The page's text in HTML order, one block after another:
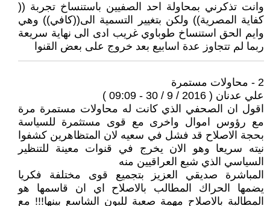
وانت تذكرني بمحاولة احد الصفيين باستنساخ تجربة ((
كفاية المصرية)) ولكن بتغيير التسمية الى((كافي)) وهي
وايم الحق استنساخ طوباوي غريب ادى الى نهاية سريعة
ربما لم تتجاوز عدة اسابيع بعد خروج على بعض القنوا
2 - محاولات مستمرة
علي عدنان ( 2016 / 9 / 30 - 09:09 )
اقول ان الصحفي الذي كانت له محاولات مستمرة مرة
مع رؤوس اموال واخرى مع قوى مستثمرة للسياسة
بحجة الاصلاح قد فشل في سعيه لان المتظاهرين كشفوا
نيته سريعا وهو الان يخرج في قنوات معينة للتنظير
السياسي الذي شبع العراقيين منه
المباشرة صديقي العزيز بتجميع قوى مختلفة فكريا
يضمها الحراك المطالب بالاصلاح اي ان قاسمها هو
المطالبة بالاصلاح مهمة صعبة للبون الشاسع بينها!!! مع